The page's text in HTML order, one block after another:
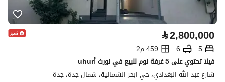
⃁2,800,000
5
6
459 م2
فيلا تحتوي على 5 غرفة نوم للبيع في نورث أuhur
شارع عبد الله البغدادي، حي ابحر الشمالية، شمال جدة، جدة